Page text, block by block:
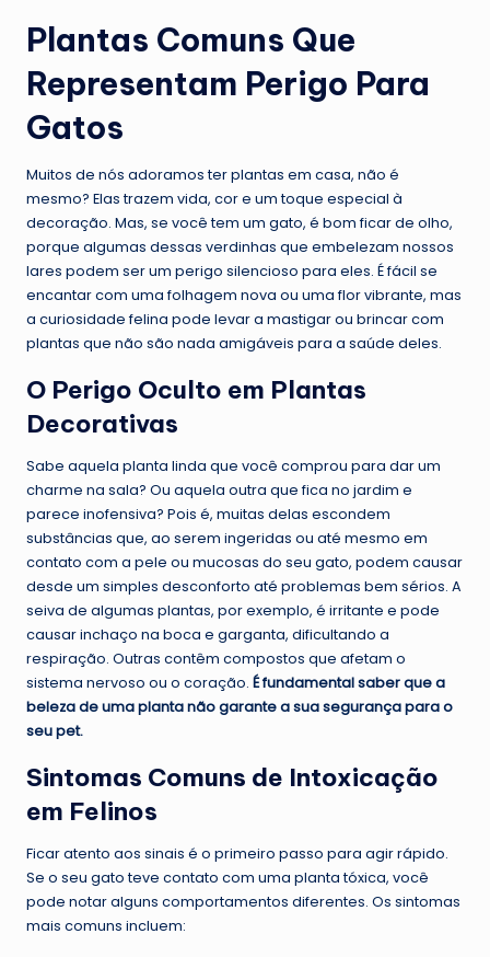
Plantas Comuns Que
Representam Perigo Para
Gatos
Muitos de nós adoramos ter plantas em casa, não é
mesmo? Elas trazem vida, cor e um toque especial à
decoração. Mas, se você tem um gato, é bom ficar de olho,
porque algumas dessas verdinhas que embelezam nossos
lares podem ser um perigo silencioso para eles. É fácil se
encantar com uma folhagem nova ou uma flor vibrante, mas
a curiosidade felina pode levar a mastigar ou brincar com
plantas que não são nada amigáveis para a saúde deles.
O Perigo Oculto em Plantas
Decorativas
Sabe aquela planta linda que você comprou para dar um
charme na sala? Ou aquela outra que fica no jardim e
parece inofensiva? Pois é, muitas delas escondem
substâncias que, ao serem ingeridas ou até mesmo em
contato com a pele ou mucosas do seu gato, podem causar
desde um simples desconforto até problemas bem sérios. A
seiva de algumas plantas, por exemplo, é irritante e pode
causar inchaço na boca e garganta, dificultando a
respiração. Outras contêm compostos que afetam o
sistema nervoso ou o coração. É fundamental saber que a
beleza de uma planta não garante a sua segurança para o
seu pet.
Sintomas Comuns de Intoxicação
em Felinos
Ficar atento aos sinais é o primeiro passo para agir rápido.
Se o seu gato teve contato com uma planta tóxica, você
pode notar alguns comportamentos diferentes. Os sintomas
mais comuns incluem: